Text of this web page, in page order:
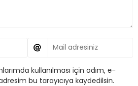
kullanılması için adım, e-
bu tarayıcıya kaydedilsin.